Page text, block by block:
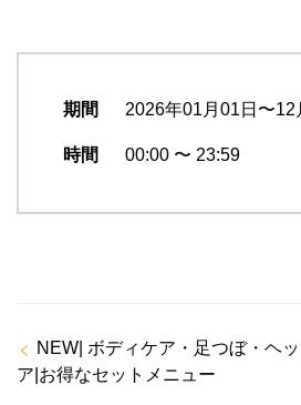
期間 2026年01月01日〜12
時間 00:00 〜 23:59
NEW| ボディケア・足つぼ・ヘ
ア|お得なセットメニュー